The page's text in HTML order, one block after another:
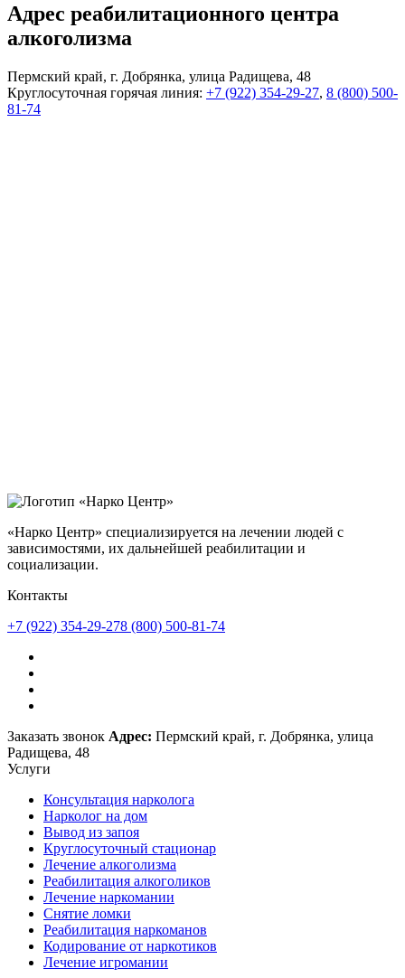
Адрес реабилитационного центра
алкоголизма
Пермский край, г. Добрянка, улица Радищева, 48
Круглосуточная горячая линия: +7 (922) 354-29-27, 8 (800) 500-
81-74
«Нарко Центр» специализируется на лечении людей с
зависимостями, их дальнейшей реабилитации и
социализации.
Контакты
+7 (922) 354-29-278 (800) 500-81-74
Заказать звонок Адрес: Пермский край, г. Добрянка, улица
Радищева, 48
Услуги
Консультация нарколога
Нарколог на дом
Вывод из запоя
Круглосуточный стационар
Лечение алкоголизма
Реабилитация алкоголиков
Лечение наркомании
Снятие ломки
Реабилитация наркоманов
Кодирование от наркотиков
Лечение игромании